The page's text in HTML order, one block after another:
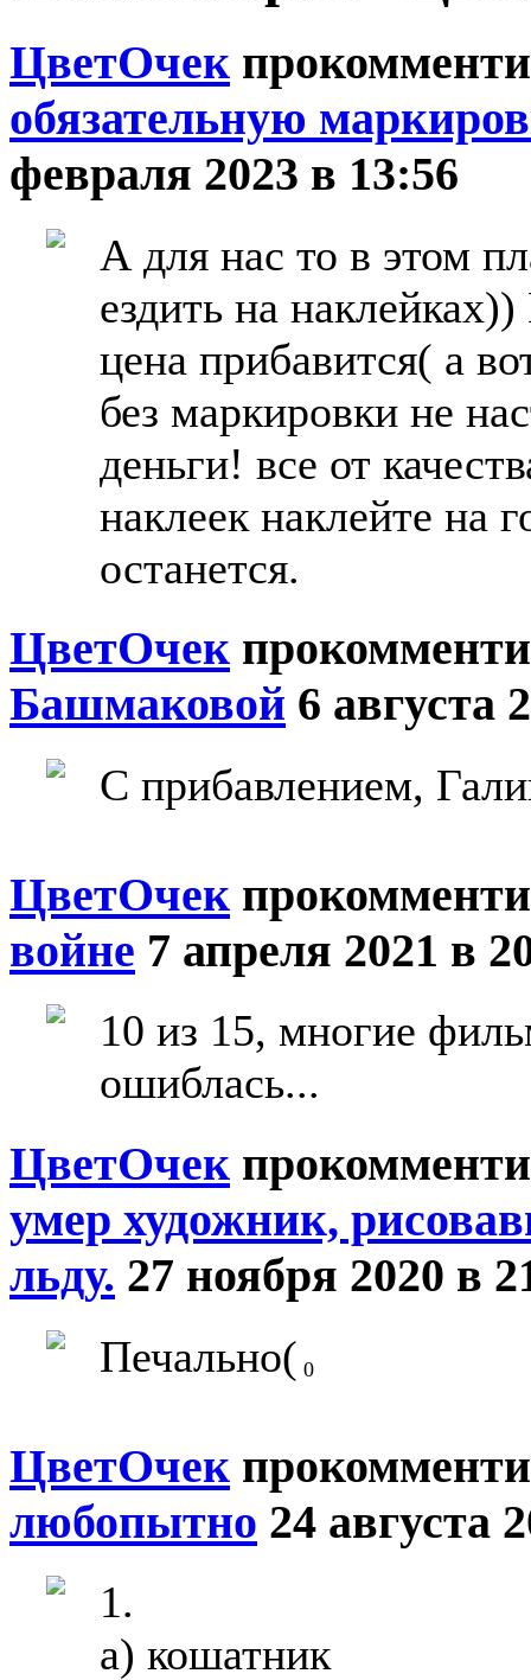
ЦветOчек
обязательную
февраля 2023 в 13:56
А для нас то в этом
ездить на
цена прибавится( а
без маркировки не
деньги! все от
наклеек наклейте на
останется.
ЦветOчек
Башмаковой 6 августа
С прибавлением,
ЦветOчек
войне 7 апреля 2021 в
10 из 15, многие
ошиблась...
ЦветOчек
умер художник,
льду. 27 ноября 2020 в
Печально( 0
ЦветOчек
любопытно 24 августа
1.
а) кошатник